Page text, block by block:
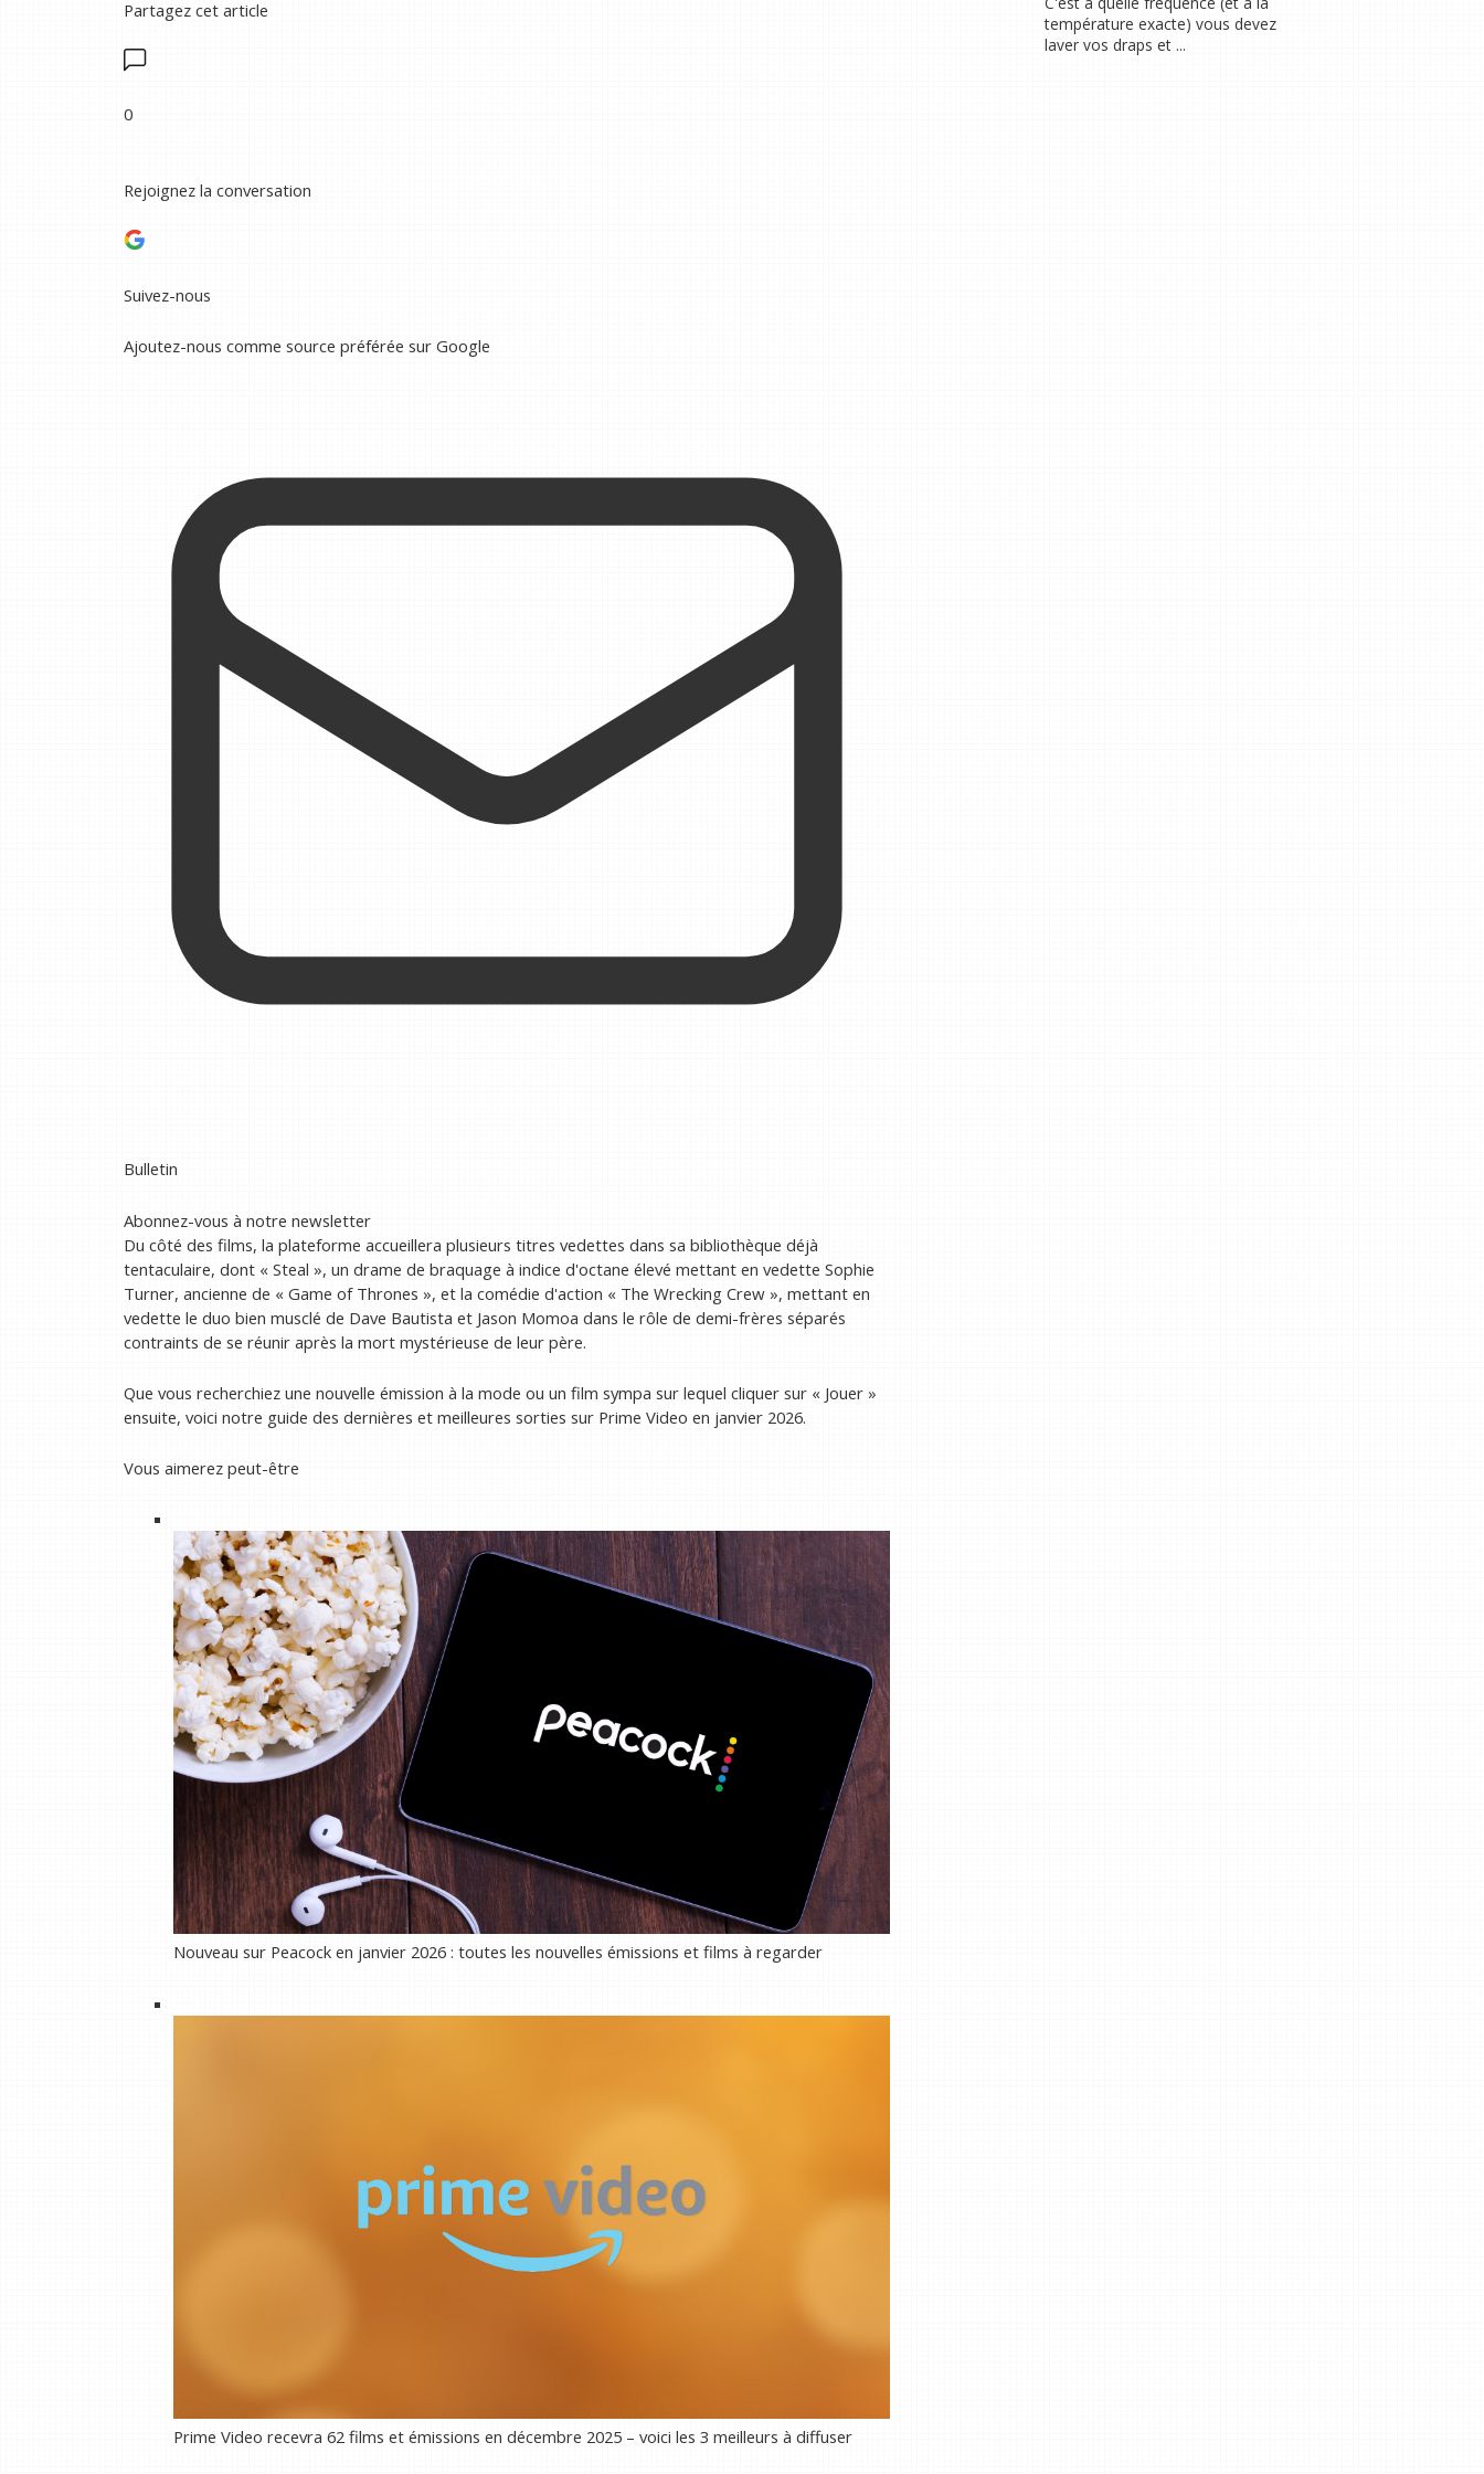
Partagez cet article
0
Rejoignez la conversation
Suivez-nous
Ajoutez-nous comme source préférée sur Google
Bulletin
Abonnez-vous à notre newsletter
Du côté des films, la plateforme accueillera plusieurs titres vedettes dans sa bibliothèque déjà
tentaculaire, dont « Steal », un drame de braquage à indice d'octane élevé mettant en vedette Sophie
Turner, ancienne de « Game of Thrones », et la comédie d'action « The Wrecking Crew », mettant en
vedette le duo bien musclé de Dave Bautista et Jason Momoa dans le rôle de demi-frères séparés
contraints de se réunir après la mort mystérieuse de leur père.
Que vous recherchiez une nouvelle émission à la mode ou un film sympa sur lequel cliquer sur « Jouer »
ensuite, voici notre guide des dernières et meilleures sorties sur Prime Video en janvier 2026.
Vous aimerez peut-être
Nouveau sur Peacock en janvier 2026 : toutes les nouvelles émissions et films à regarder
Prime Video recevra 62 films et émissions en décembre 2025 – voici les 3 meilleurs à diffuser
température exacte) vous devez
laver vos draps et ...